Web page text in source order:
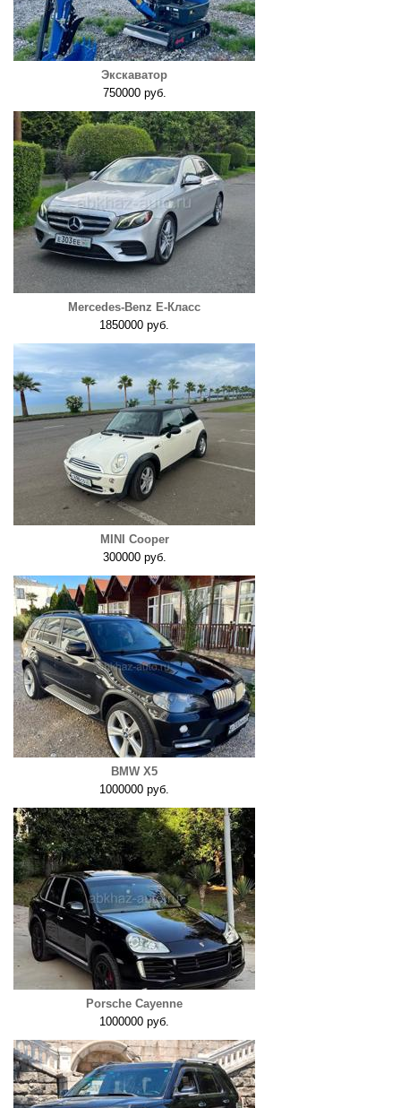
Экскаватор
750000 руб.
Mercedes-Benz E-Класс
1850000 руб.
MINI Cooper
300000 руб.
BMW X5
1000000 руб.
Porsche Cayenne
1000000 руб.